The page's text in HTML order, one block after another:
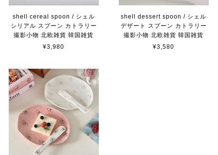
shell cereal spoon / シェル
シリアル スプーン カトラリー
撮影小物 北欧雑貨 韓国雑貨
¥3,980
shell dessert spoon / シェル
デザート スプーン カトラリー
撮影小物 北欧雑貨 韓国雑貨
¥3,580